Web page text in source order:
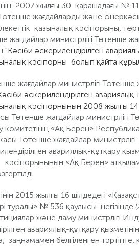
2007 жылғы 30 қарашадағы №
жағдайларды және
қазыналық кәсіпорыны,
министрлігі Төтенше
"Кәсіби әскерилендірілген
кәсіпорны болып қайта
жағдайлар министрлігі Төтенше
әскерилендірілген
кәсіпорнының 2008 жылғы
Төтенше жағдайлар министрлігі
комитетінің «Ақ Берен»
Төтенше жағдайлар министрлігі
авариялық-құтқару
«Ақ Берен»
2015 жылғы 16 шілдедегі
туралы» № 536 қаулысы негізінде
және даму министрлігі
авариялық-құтқару
заңнамамен белгіленген